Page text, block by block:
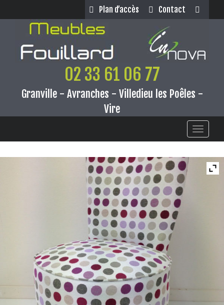
Plan d’accès Contact
02 33 61 06 77
Granville - Avranches - Villedieu les Poêles -
Vire
Toggle
Panneau de gestion des cookies